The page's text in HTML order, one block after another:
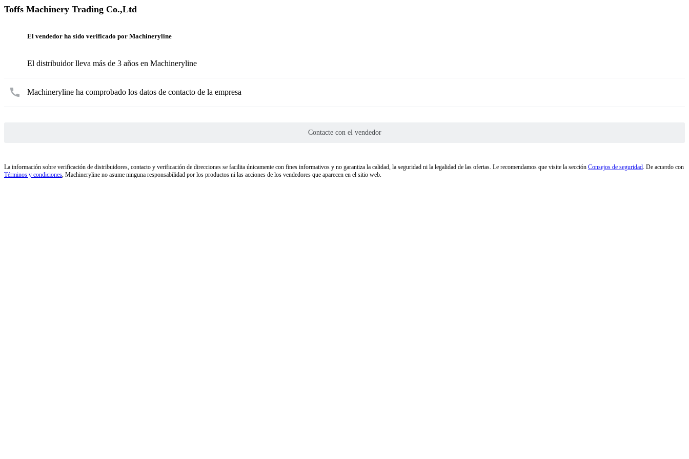
Toffs Machinery Trading Co.,Ltd
El vendedor ha sido verificado por Machineryline
El distribuidor lleva más de 3 años en Machineryline
Machineryline ha comprobado los datos de contacto de la empresa
Contacte con el vendedor
La información sobre verificación de distribuidores, contacto y verificación de direcciones se facilita únicamente con fines informativos y no garantiza la calidad, la seguridad ni la legalidad de las ofertas. Le recomendamos que visite la sección Consejos de seguridad. De acuerdo con
Términos y condiciones, Machineryline no asume ninguna responsabilidad por los productos ni las acciones de los vendedores que aparecen en el sitio web.